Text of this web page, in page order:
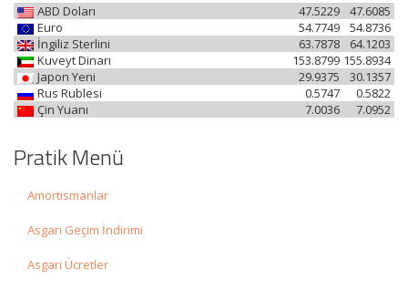
ABD Doları 47.6085
47.5229
Euro
54.8736
54.7749
İngiliz Sterlini
64.1203
63.7878
Kuveyt Dinarı
155.8934
153.8799
Japon Yeni
30.1357
29.9375
Rus Rublesi
0.5822
0.5747
Çin Yuanı
7.0952
7.0036
Pratik Menü
Amortismanlar
Asgari Geçim İndirimi
Asgari Ücretler